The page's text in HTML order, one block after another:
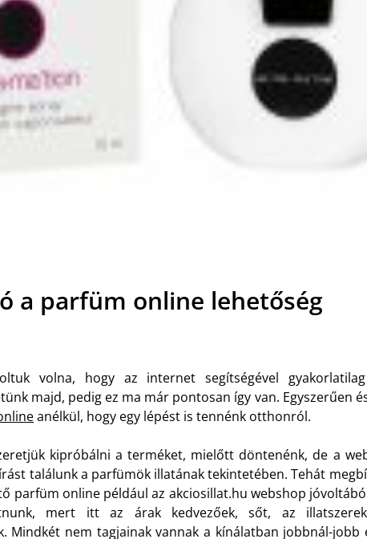
a parfüm online lehetőség
volna, hogy az internet segítségével
majd, pedig ez ma már pontosan így van. Egyszerűen
anélkül, hogy egy lépést is tennénk otthonról.
kipróbálni a terméket, mielőtt döntenénk, de a
találunk a parfümök illatának tekintetében. Tehát
parfüm online például az akciosillat.hu webshop
mert itt az árak kedvezőek, sőt, az
Mindkét nem tagjainak vannak a kínálatban jobbnál-jobb